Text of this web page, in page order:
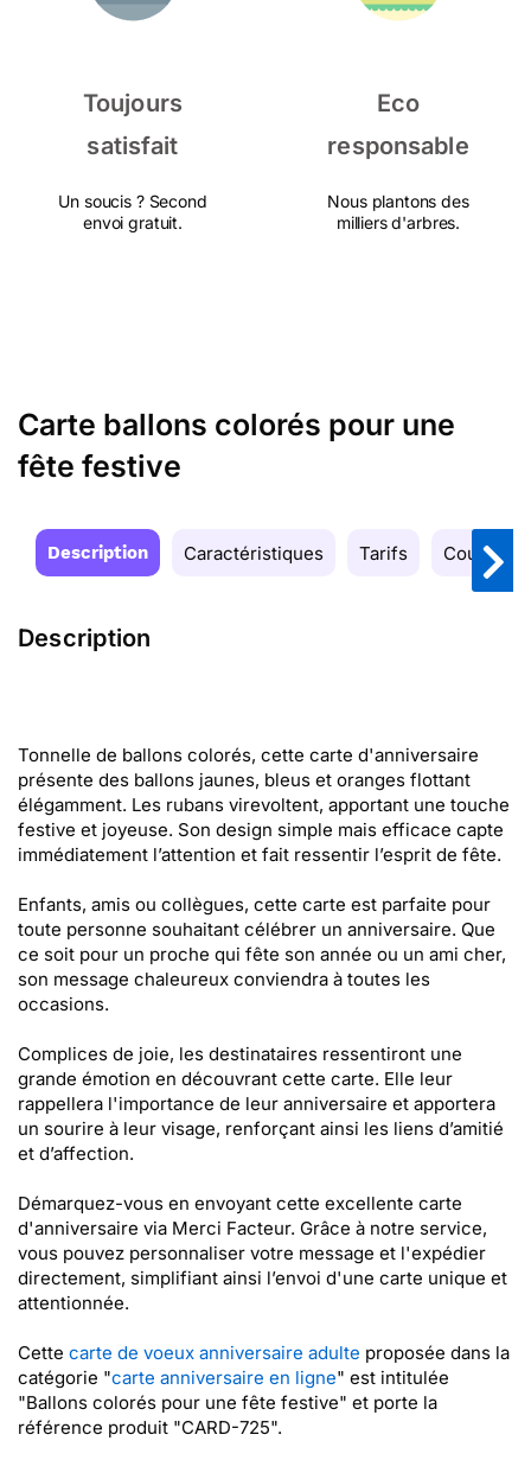
Toujours
satisfait
Un soucis ? Second
envoi gratuit.
Eco
responsable
Nous plantons des
milliers d'arbres.
Carte ballons colorés pour une
fête festive
Description Caractéristiques Tarifs Couleurs
Description
Tonnelle de ballons colorés, cette carte d'anniversaire
présente des ballons jaunes, bleus et oranges flottant
élégamment. Les rubans virevoltent, apportant une touche
festive et joyeuse. Son design simple mais efficace capte
immédiatement l’attention et fait ressentir l’esprit de fête.
Enfants, amis ou collègues, cette carte est parfaite pour
toute personne souhaitant célébrer un anniversaire. Que
ce soit pour un proche qui fête son année ou un ami cher,
son message chaleureux conviendra à toutes les
occasions.
Complices de joie, les destinataires ressentiront une
grande émotion en découvrant cette carte. Elle leur
rappellera l'importance de leur anniversaire et apportera
un sourire à leur visage, renforçant ainsi les liens d’amitié
et d’affection.
Démarquez-vous en envoyant cette excellente carte
d'anniversaire via Merci Facteur. Grâce à notre service,
vous pouvez personnaliser votre message et l'expédier
directement, simplifiant ainsi l’envoi d'une carte unique et
attentionnée.
Cette carte de voeux anniversaire adulte proposée dans la
catégorie "carte anniversaire en ligne" est intitulée
"Ballons colorés pour une fête festive" et porte la
référence produit "CARD-725".